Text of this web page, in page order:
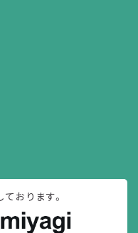
ております。